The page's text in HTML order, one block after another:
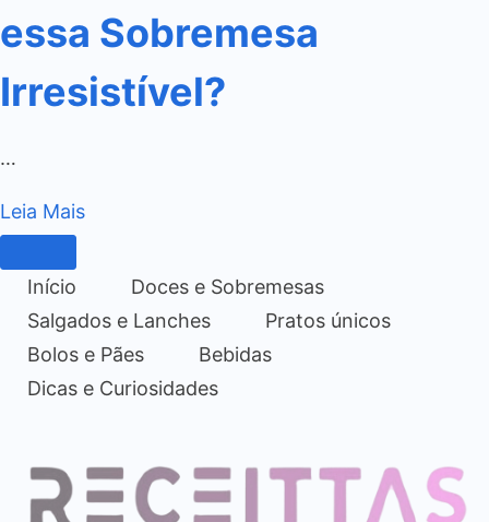
essa Sobremesa
Irresistível?
…
Leia Mais
Início
Doces e Sobremesas
Salgados e Lanches
Pratos únicos
Bolos e Pães
Bebidas
Dicas e Curiosidades